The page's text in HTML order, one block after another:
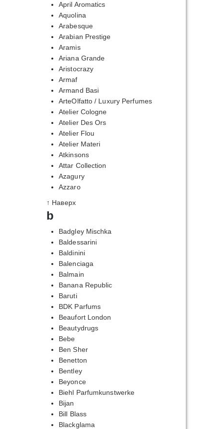
April Aromatics
Aquolina
Arabesque
Arabian Prestige
Aramis
Ariana Grande
Aristocrazy
Armaf
Armand Basi
ArteOlfatto / Luxury Perfumes
Atelier Cologne
Atelier Des Ors
Atelier Flou
Atelier Materi
Atkinsons
Attar Collection
Azagury
Azzaro
↑ Наверх
b
Badgley Mischka
Baldessarini
Baldinini
Balenciaga
Balmain
Banana Republic
Baruti
BDK Parfums
Beaufort London
Beautydrugs
Bebe
Ben Sher
Benetton
Bentley
Beyonce
Biehl Parfumkunstwerke
Bijan
Bill Blass
Blackglama